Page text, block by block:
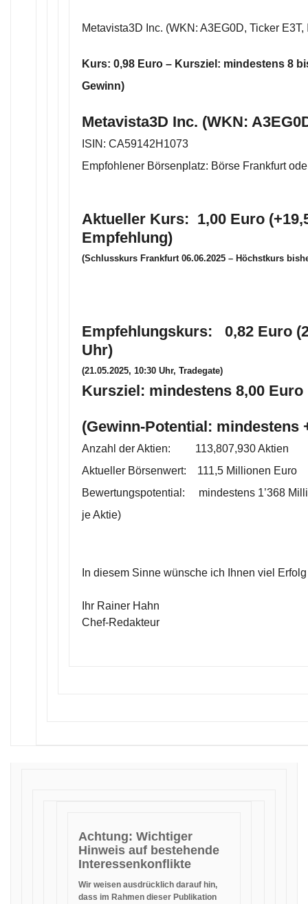
Metavista3D Inc. (WKN: A3EG0D, Ticker
Kurs: 0,98 Euro – Kursziel: mindestens 8
Gewinn)
Metavista3D Inc. (WKN:
ISIN: CA59142H1073
Empfohlener Börsenplatz: Börse Frankfurt
Aktueller Kurs: 1,00 Euro
Empfehlung)
(Schlusskurs Frankfurt 06.06.2025 – Höchstkurs
Empfehlungskurs: 0,82 Euro
Uhr)
(21.05.2025, 10:30 Uhr, Tradegate)
Kursziel: mindestens 8,00 Euro
(Gewinn-Potential: mindestens
Anzahl der Aktien: 113,807,930 Aktien
Aktueller Börsenwert: 111,5 Millionen Euro
Bewertungspotential: mindestens 1’368
je Aktie)
In diesem Sinne wünsche ich Ihnen viel
Ihr Rainer Hahn
Chef-Redakteur
Achtung: Wichtiger
Hinweis auf bestehende
Interessenkonflikte
Wir weisen ausdrücklich darauf hin,
dass im Rahmen dieser Publikation